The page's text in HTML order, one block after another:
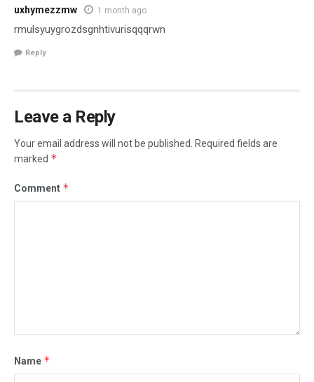
uxhymezzmw 1 month ago
rmulsyuygrozdsgnhtivurisqqqrwn
Reply
Leave a Reply
Your email address will not be published. Required fields are
marked *
Comment *
Name *